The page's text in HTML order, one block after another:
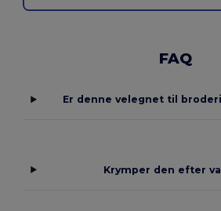
FAQ
Er denne velegnet til
Krymper den efter